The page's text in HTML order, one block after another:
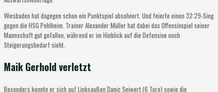
Wiesbaden hat dagegen schon ein Punktspiel absolviert. Und feierte einen 32:29-Sieg
gegen die HSG Pohlheim. Trainer Alexander Müller hat dabei das Offensivspiel seiner
Mannschaft gut gefallen, während er im Hinblick auf die Defensive noch
Steigerungsbedarf sieht.
Maik Gerhold verletzt
Besonders konnte er sich auf Linksaußen Danic Seiwert (6 Tore) sowie die